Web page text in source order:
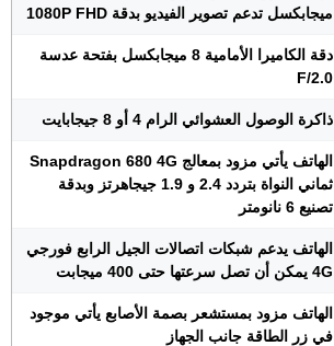
ميجابكسل تدعم تصوير الفيديو بدقة 1080P FHD
دقة الكاميرا الأمامية 8 ميجابكسل بفتحة عدسة
F/2.0
ذاكرة الوصول العشوائي الرام 4 أو 8 جيجابايت
الهاتف يأتي مزود بمعالج Snapdragon 680 4G
ثماني النواة بتردد 2.4 و 1.9 جيجاهرتز وبدقة
تصنيع 6 نانومتر
الهاتف يدعم شبكات اتصالات الجيل الرابع فورجي
4G يمكن أن تصل سرعتها حتى 400 ميجابت
الهاتف مزود بمستشعر بصمة الأصابع يأتي موجود
في زر الطاقة جانب الجهاز